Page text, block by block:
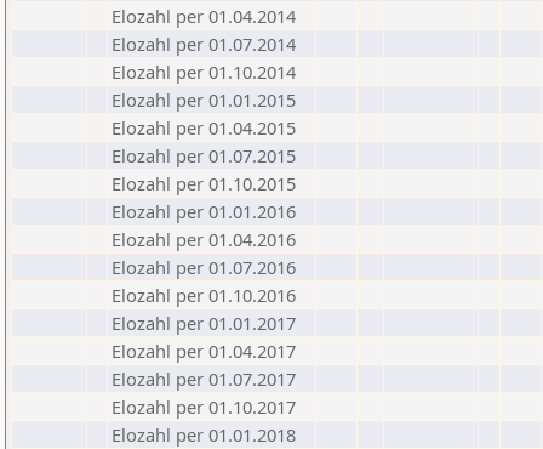
Elozahl per 01.04.2014
Elozahl per 01.07.2014
Elozahl per 01.10.2014
Elozahl per 01.01.2015
Elozahl per 01.04.2015
Elozahl per 01.07.2015
Elozahl per 01.10.2015
Elozahl per 01.01.2016
Elozahl per 01.04.2016
Elozahl per 01.07.2016
Elozahl per 01.10.2016
Elozahl per 01.01.2017
Elozahl per 01.04.2017
Elozahl per 01.07.2017
Elozahl per 01.10.2017
Elozahl per 01.01.2018